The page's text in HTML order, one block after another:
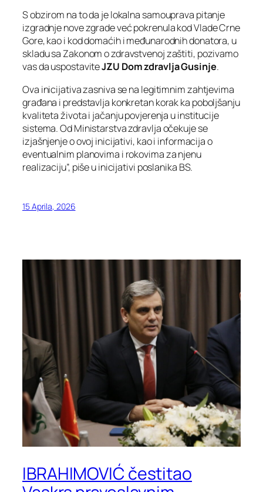
S obzirom na to da je lokalna samouprava pitanje
izgradnje nove zgrade već pokrenula kod Vlade Crne
Gore, kao i kod domaćih i međunarodnih donatora, u
skladu sa Zakonom o zdravstvenoj zaštiti, pozivamo
vas da uspostaviteJZU Dom zdravlja Gusinje.
Ova inicijativa zasniva se na legitimnim zahtjevima
građana i predstavlja konkretan korak ka poboljšanju
kvaliteta života i jačanju povjerenja u institucije
sistema. Od Ministarstva zdravlja očekuje se
izjašnjenje o ovoj inicijativi, kao i informacija o
eventualnim planovima i rokovima za njenu
realizaciju”, piše u inicijativi poslanika BS.
15 Aprila, 2026
IBRAHIMOVIĆ čestitao